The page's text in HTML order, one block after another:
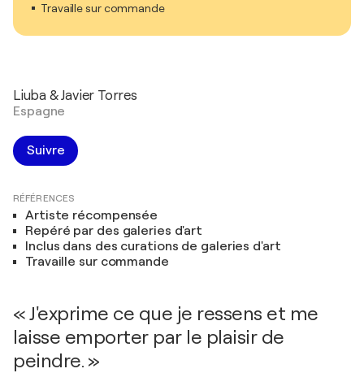
Travaille sur commande
Liuba & Javier Torres
Espagne
Suivre
RÉFÉRENCES
Artiste récompensée
Repéré par des galeries d'art
Inclus dans des curations de galeries d'art
Travaille sur commande
« J'exprime ce que je ressens et me
laisse emporter par le plaisir de
peindre. »